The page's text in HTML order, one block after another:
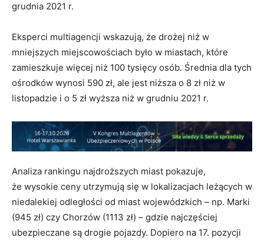
grudnia 2021 r.
Eksperci multiagencji wskazują, że drożej niż w
mniejszych miejscowościach było w miastach, które
zamieszkuje więcej niż 100 tysięcy osób. Średnia dla tych
ośrodków wynosi 590 zł, ale jest niższa o 8 zł niż w
listopadzie i o 5 zł wyższa niż w grudniu 2021 r.
Analiza rankingu najdroższych miast pokazuje,
że wysokie ceny utrzymują się w lokalizacjach leżących w
niedalekiej odległości od miast wojewódzkich – np. Marki
(945 zł) czy Chorzów (1113 zł) – gdzie najczęściej
ubezpieczane są drogie pojazdy. Dopiero na 17. pozycji